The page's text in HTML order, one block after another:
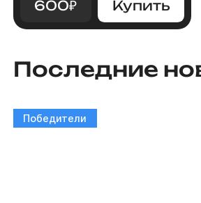
600₽ Купить
Последние
Победители